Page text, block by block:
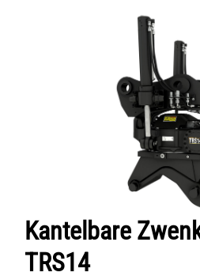
Kantelbare
TRS14